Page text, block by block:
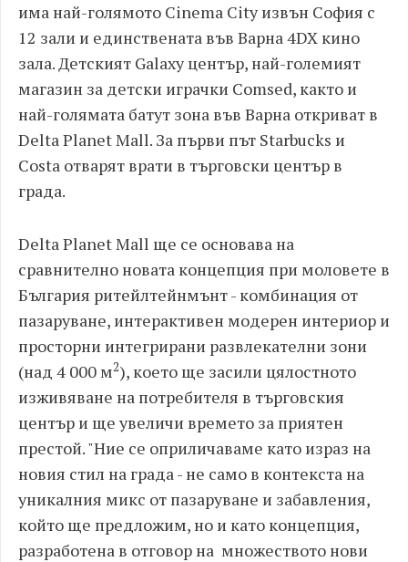
има най-голямото Cinema City извън София с
12 зали и единствената във Варна 4DX кино
зала. Детският Galaxy център, най-големият
магазин за детски играчки Comsed, както и
най-голямата батут зона във Варна откриват в
Delta Planet Mall. За първи път Starbucks и
Costa отварят врати в търговски център в
града.
Delta Planet Mall ще се основава на
сравнително новата концепция при моловете в
България ритейлтейнмънт - комбинация от
пазаруване, интерактивен модерен интериор и
просторни интегрирани развлекателни зони
(над 4 000 м2), което ще засили цялостното
изживяване на потребителя в търговския
център и ще увеличи времето за приятен
престой. "Ние се оприличаваме като израз на
новия стил на града - не само в контекста на
уникалния микс от пазаруване и забавления,
който ще предложим, но и като концепция,
разработена в отговор на множеството нови